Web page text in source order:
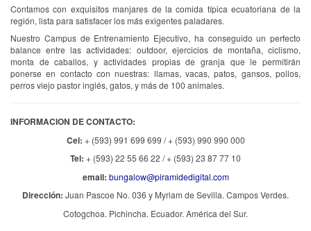
Contamos con exquisitos manjares de la comida típica ecuatoriana de la
región, lista para satisfacer los más exigentes paladares.
Nuestro Campus de Entrenamiento Ejecutivo, ha conseguido un perfecto
balance entre las actividades: outdoor, ejercicios de montaña, ciclismo,
monta de caballos, y actividades propias de granja que le permitirán
ponerse en contacto con nuestras: llamas, vacas, patos, gansos, pollos,
perros viejo pastor inglés, gatos, y más de 100 animales.
INFORMACION DE CONTACTO:
Cel: + (593) 991 699 699 / + (593) 990 990 000
Tel: + (593) 22 55 66 22 / + (593) 23 87 77 10
email: bungalow@piramidedigital.com
Dirección: Juan Pascoe No. 036 y Myriam de Sevilla. Campos Verdes.
Cotogchoa. Pichincha. Ecuador. América del Sur.